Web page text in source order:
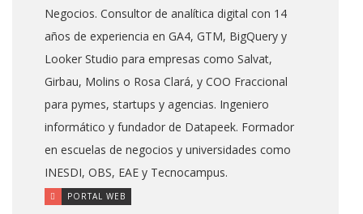
Negocios. Consultor de analítica digital con 14
años de experiencia en GA4, GTM, BigQuery y
Looker Studio para empresas como Salvat,
Girbau, Molins o Rosa Clará, y COO Fraccional
para pymes, startups y agencias. Ingeniero
informático y fundador de Datapeek. Formador
en escuelas de negocios y universidades como
INESDI, OBS, EAE y Tecnocampus.
PORTAL WEB